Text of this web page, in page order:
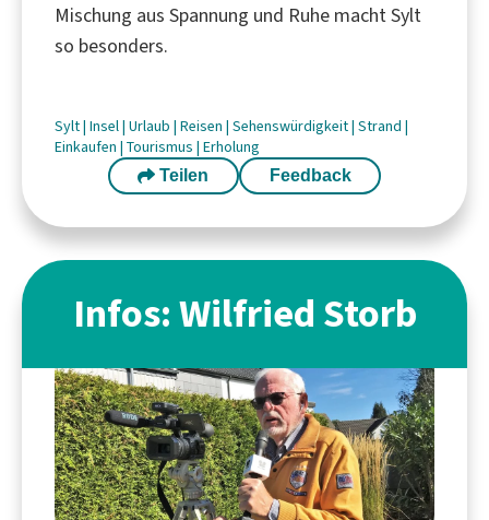
Mischung aus Spannung und Ruhe macht Sylt
so besonders.
Sylt| Insel| Urlaub | Reisen | Sehenswürdigkeit| Strand |
Einkaufen | Tourismus | Erholung
Teilen Feedback
Infos: Wilfried Storb